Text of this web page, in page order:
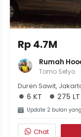
Rp 4.7M
Rumah
700Jt
Tomo Setyo
Duren Sawit,
6 KT 275 LT
Update 2 bulan
Chat